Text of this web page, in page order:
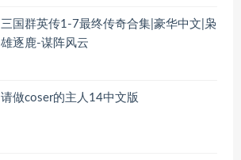
三国群英传1-7最终传奇合集|豪华中文|枭
雄逐鹿-谋阵风云
请做coser的主人14中文版